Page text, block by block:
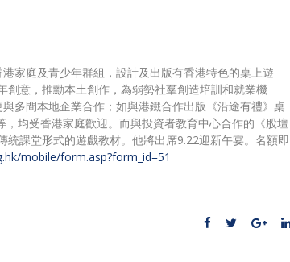
家庭及青少年群組，設計及出版有香港特色的桌上遊
意，推勳本土創作，為弱勢社羣創造培訓和就業機
多間本地企業合作；如與港鐵合作出版《沿途有禮》桌
均受香港家庭歡迎。而與投資者教育中心合作的《股壇
課堂形式的遊戲教材。他將出席9.22迎新午宴。名額即
mobile/form.asp?form_id=51